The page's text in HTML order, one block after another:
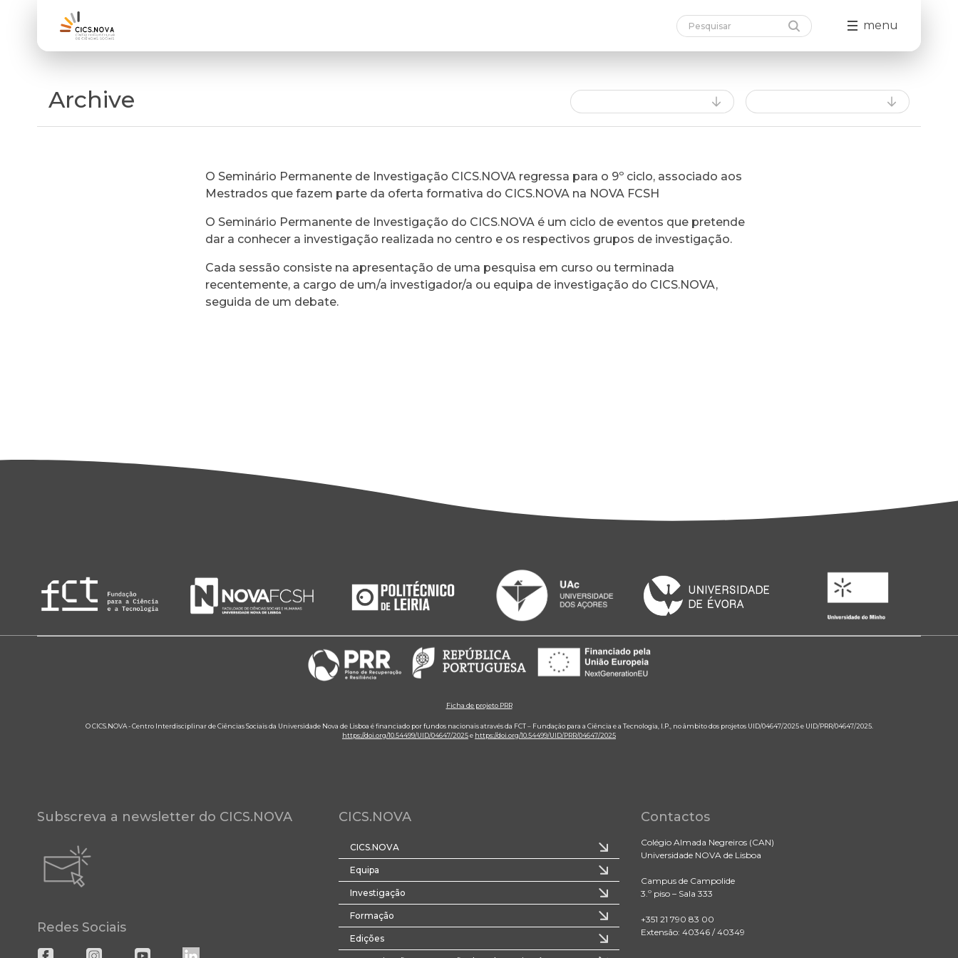
menu
Archive
O Seminário Permanente de Investigação CICS.NOVA regressa para o 9º ciclo, associado aos
Mestrados que fazem parte da oferta formativa do CICS.NOVA na NOVA FCSH
O Seminário Permanente de Investigação do CICS.NOVA é um ciclo de eventos que pretende
dar a conhecer a investigação realizada no centro e os respectivos grupos de investigação.
Cada sessão consiste na apresentação de uma pesquisa em curso ou terminada
recentemente, a cargo de um/a investigador/a ou equipa de investigação do CICS.NOVA,
seguida de um debate.
Ficha de projeto PRR
O CICS.NOVA - Centro Interdisciplinar de Ciências Sociais da Universidade Nova de Lisboa é financiado por fundos nacionais através da FCT – Fundação para a Ciência e a Tecnologia, I.P., no âmbito dos projetos UID/04647/2025 e UID/PRR/04647/2025.
https://doi.org/10.54499/UID/04647/2025e https://doi.org/10.54499/UID/PRR/04647/2025
Subscreva a newsletter do CICS.NOVA
Redes Sociais
CICS.NOVA
CICS.NOVA
Equipa
Investigação
Formação
Edições
Contactos
Colégio Almada Negreiros (CAN)
Universidade NOVA de Lisboa
Campus de Campolide
3.º piso – Sala 333
+351 21 790 83 00
Extensão: 40346 / 40349